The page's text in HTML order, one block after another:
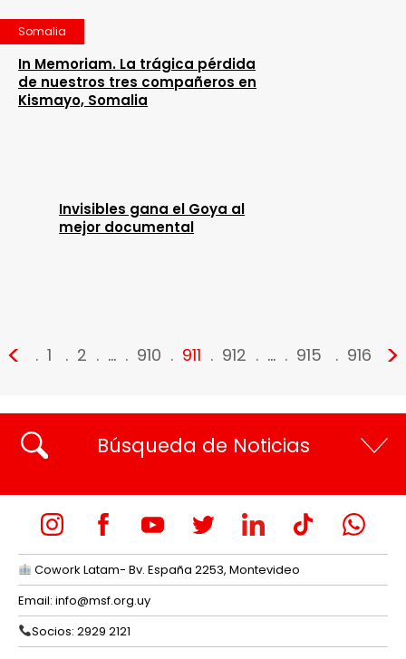
Somalia
In Memoriam. La trágica pérdida
de nuestros tres compañeros en
Kismayo, Somalia
Invisibles gana el Goya al
mejor documental
< 1 2 … 910 911 912 … 915 916 >
Búsqueda de Noticias
Cowork Latam- Bv. España 2253, Montevideo
Email: info@msf.org.uy
Socios: 2929 2121